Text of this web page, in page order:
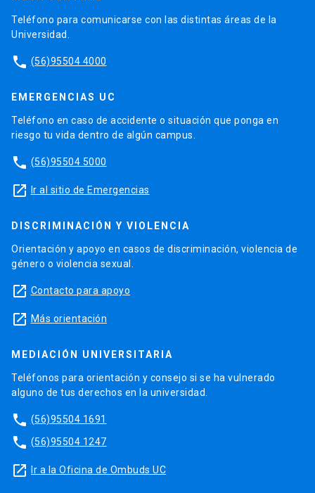
Teléfono para comunicarse con las distintas áreas de la
Universidad.
phone (56)95504 4000
EMERGENCIAS UC
Teléfono en caso de accidente o situación que ponga en
riesgo tu vida dentro de algún campus.
phone (56)95504 5000
launch Ir al sitio de Emergencias
DISCRIMINACIÓN Y VIOLENCIA
Orientación y apoyo en casos de discriminación, violencia de
género o violencia sexual.
launch Contacto para apoyo
launch Más orientación
MEDIACIÓN UNIVERSITARIA
Teléfonos para orientación y consejo si se ha vulnerado
alguno de tus derechos en la universidad.
phone (56)95504 1691
phone (56)95504 1247
launch Ir a la Oficina de Ombuds UC